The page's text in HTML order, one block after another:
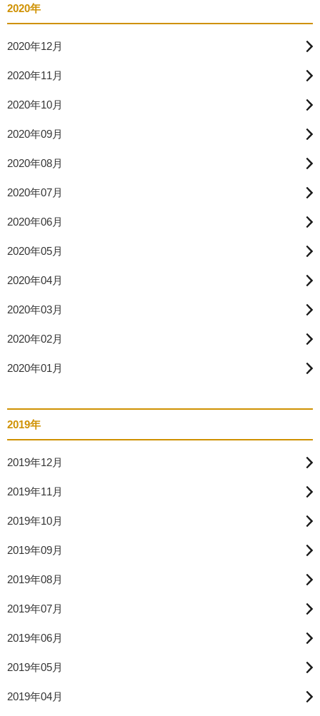
2020年
2020年12月
2020年11月
2020年10月
2020年09月
2020年08月
2020年07月
2020年06月
2020年05月
2020年04月
2020年03月
2020年02月
2020年01月
2019年
2019年12月
2019年11月
2019年10月
2019年09月
2019年08月
2019年07月
2019年06月
2019年05月
2019年04月